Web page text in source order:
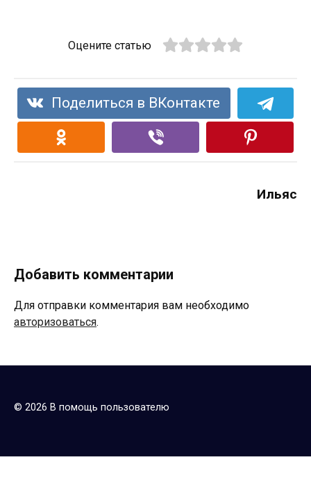
Оцените статью
Поделиться в ВКонтакте
Ильяс
Добавить комментарии
Для отправки комментария вам необходимо
авторизоваться.
© 2026 В помощь пользователю